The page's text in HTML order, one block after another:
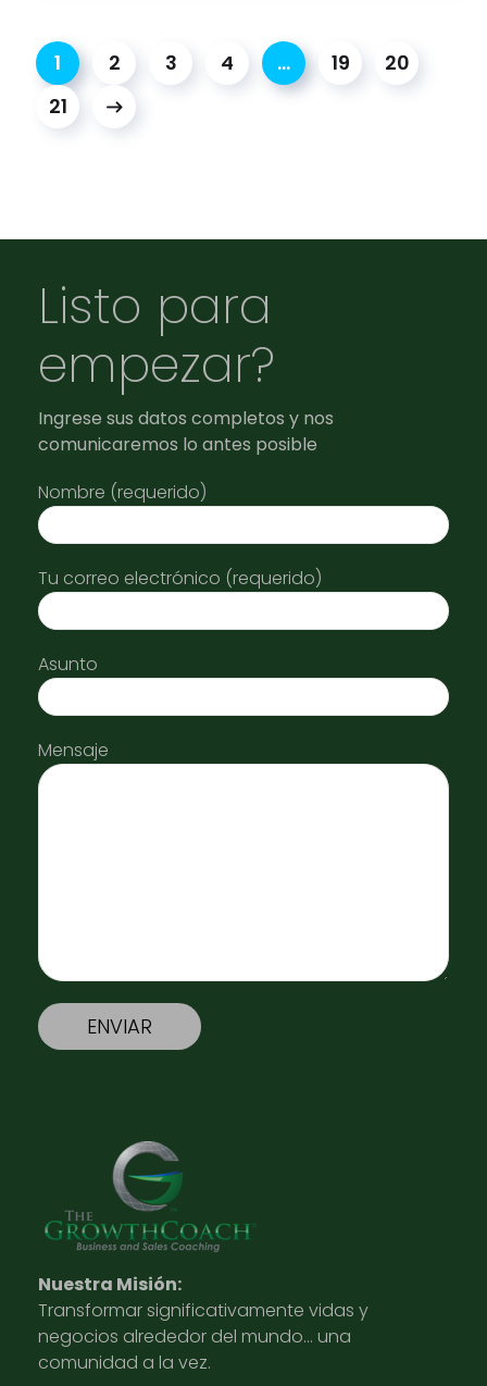
1 2 3 4 … 19
20
21
Listo para
empezar?
Ingrese sus datos completos y nos
comunicaremos lo antes posible
Nombre (requerido)
Tu correo electrónico (requerido)
Asunto
Mensaje
Nuestra Misión:
Transformar significativamente vidas y
negocios alrededor del mundo… una
comunidad a la vez.